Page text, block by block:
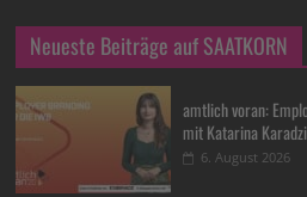
Neueste Beiträge auf SAATKORN
amtlich voran:
mit Katarina
6. August 2026